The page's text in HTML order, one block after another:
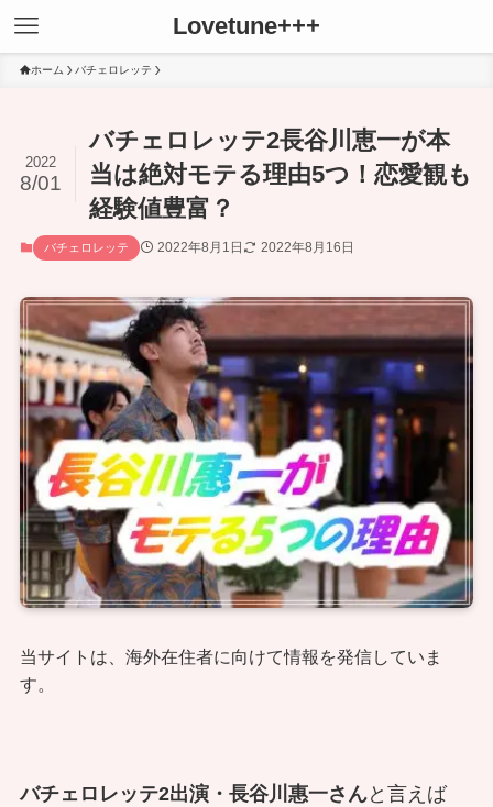
Lovetune+++
ホーム バチェロレッテ
バチェロレッテ2長谷川恵一が本
当は絶対モテる理由5つ！恋愛観も
経験値豊富？
2022
8/01
バチェロレッテ 2022年8月1日 2022年8月16日
当サイトは、海外在住者に向けて情報を発信していま
す。
バチェロレッテ2出演・長谷川惠一さんと言えば